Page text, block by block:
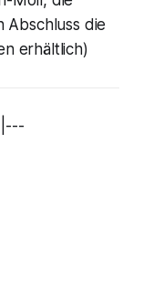
Abschluss die
erhältlich)